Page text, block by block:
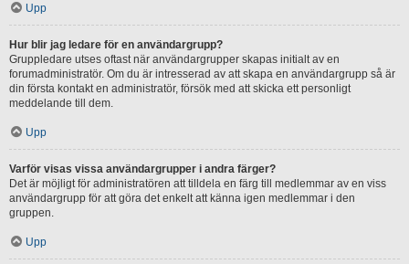
Upp
Hur blir jag ledare för en användargrupp?
Gruppledare utses oftast när användargrupper skapas initialt av en
forumadministratör. Om du är intresserad av att skapa en användargrupp så är
din första kontakt en administratör, försök med att skicka ett personligt
meddelande till dem.
Upp
Varför visas vissa användargrupper i andra färger?
Det är möjligt för administratören att tilldela en färg till medlemmar av en viss
användargrupp för att göra det enkelt att känna igen medlemmar i den
gruppen.
Upp